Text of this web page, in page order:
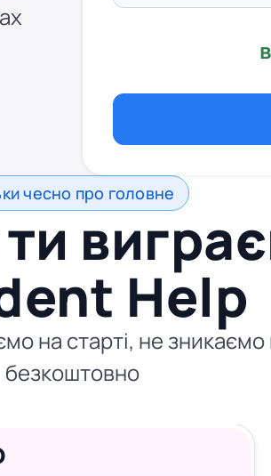
чесно про головне
Help
на старті, не
безкоштовно